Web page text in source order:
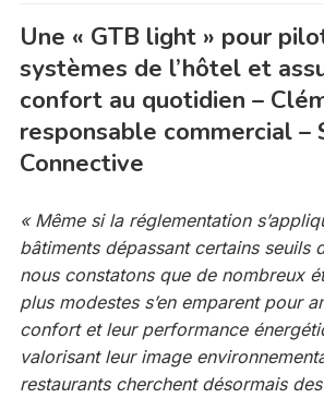
Une « GTB light » pour
systèmes de l’hôtel et
confort au quotidien –
responsable commercial –
Connective
« Même si la réglementation
bâtiments dépassant certains seuils
nous constatons que de nombreux
plus modestes s’en emparent pour
confort et leur performance
valorisant leur image
restaurants cherchent désormais